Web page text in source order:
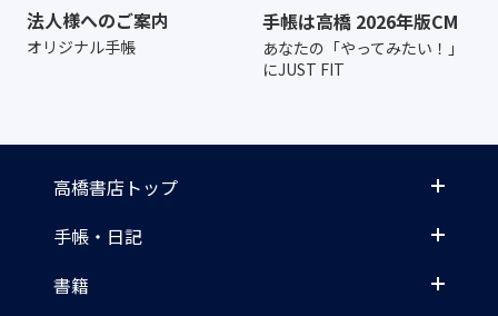
法人様へのご案内
オリジナル手帳
手帳は高橋 2026年版CM
あなたの「やってみたい！」
にJUST FIT
高橋書店トップ
手帳・日記
書籍